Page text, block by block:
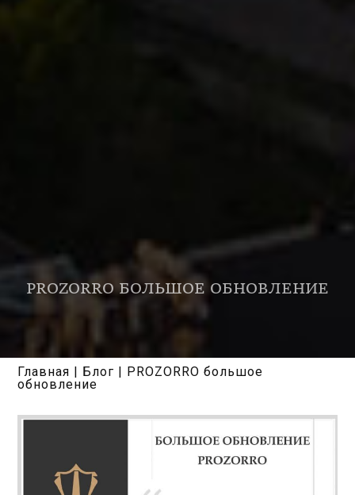
PROZORRO БОЛЬШОЕ ОБНОВЛЕНИЕ
Главная Блог
PROZORRO большое
обновление